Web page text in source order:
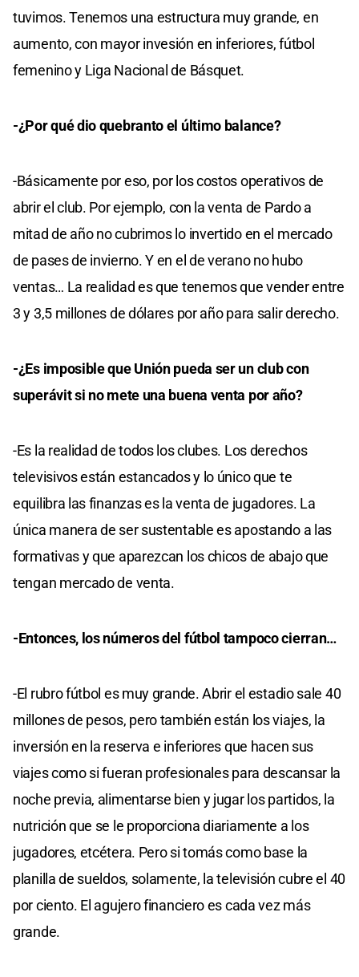
tuvimos. Tenemos una estructura muy grande, en
aumento, con mayor invesión en inferiores, fútbol
femenino y Liga Nacional de Básquet.
-¿Por qué dio quebranto el último balance?
-Básicamente por eso, por los costos operativos de
abrir el club. Por ejemplo, con la venta de Pardo a
mitad de año no cubrimos lo invertido en el mercado
de pases de invierno. Y en el de verano no hubo
ventas… La realidad es que tenemos que vender entre
3 y 3,5 millones de dólares por año para salir derecho.
-¿Es imposible que Unión pueda ser un club con
superávit si no mete una buena venta por año?
-Es la realidad de todos los clubes. Los derechos
televisivos están estancados y lo único que te
equilibra las finanzas es la venta de jugadores. La
única manera de ser sustentable es apostando a las
formativas y que aparezcan los chicos de abajo que
tengan mercado de venta.
-Entonces, los números del fútbol tampoco cierran…
-El rubro fútbol es muy grande. Abrir el estadio sale 40
millones de pesos, pero también están los viajes, la
inversión en la reserva e inferiores que hacen sus
viajes como si fueran profesionales para descansar la
noche previa, alimentarse bien y jugar los partidos, la
nutrición que se le proporciona diariamente a los
jugadores, etcétera. Pero si tomás como base la
planilla de sueldos, solamente, la televisión cubre el 40
por ciento. El agujero financiero es cada vez más
grande.